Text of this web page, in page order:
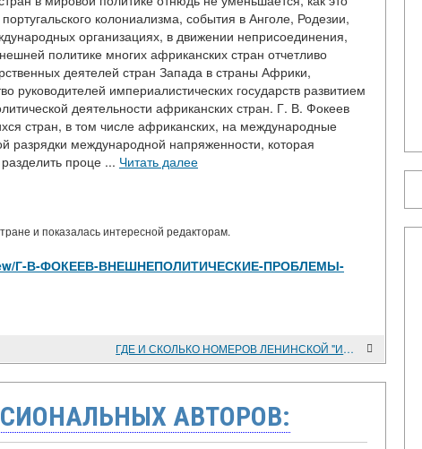
колониализма, события в Анголе, Родезии,
организациях, в движении неприсоединения,
политике многих африканских стран отчетливо
деятелей стран Запада в страны Африки,
руководителей империалистических государств развитием
деятельности африканских стран. Г. В. Фокеев
стран, в том числе африканских, на международные
разрядки международной напряженности, которая
проце ... Читать далее
и показалась интересной редакторам.
Г-В-ФОКЕЕВ-ВНЕШНЕПОЛИТИЧЕСКИЕ-ПРОБЛЕМЫ-
ГДЕ И СКОЛЬКО НОМЕРОВ ЛЕНИНСКОЙ "ИСКРЫ" БЫЛО НАПЕЧАТАНО
АВТОРОВ: